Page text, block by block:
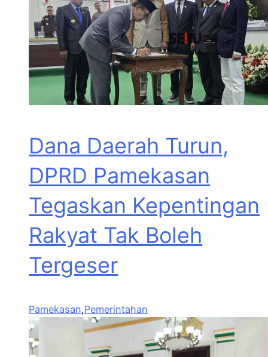
Dana Daerah Turun,
DPRD Pamekasan
Tegaskan Kepentingan
Rakyat Tak Boleh
Tergeser
Pamekasan,Pemerintahan